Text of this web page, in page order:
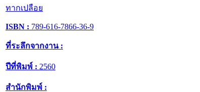
ทากเปลือย
ISBN : 789-616-7866-36-9
ที่ระลึกจากงาน :
ปีที่พิมพ์ : 2560
สำนักพิมพ์ :